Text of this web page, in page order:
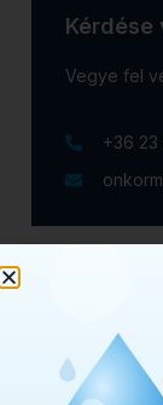
Kérdése
Vegye fel
+36 23